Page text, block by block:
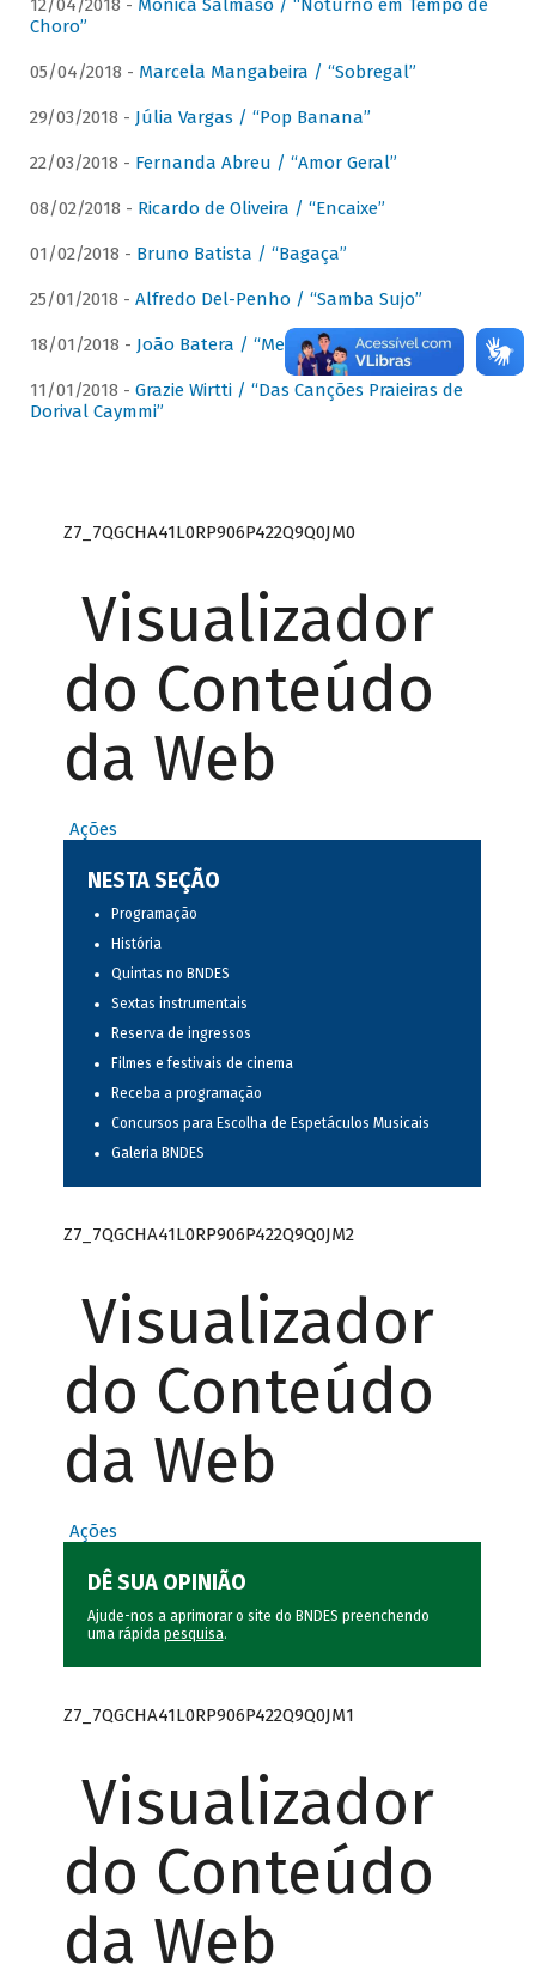
12/04/2018 - Mônica Salmaso / “Noturno em Tempo de
Choro”
05/04/2018 - Marcela Mangabeira / “Sobregal”
29/03/2018 - Júlia Vargas / “Pop Banana”
22/03/2018 - Fernanda Abreu / “Amor Geral”
08/02/2018 - Ricardo de Oliveira / “Encaixe”
01/02/2018 - Bruno Batista / “Bagaça”
25/01/2018 - Alfredo Del-Penho / “Samba Sujo”
18/01/2018 - João Batera / “Meu Pandeiro”
11/01/2018 - Grazie Wirtti / “Das Canções Praieiras de
Dorival Caymmi”
Z7_7QGCHA41L0RP906P422Q9Q0JM0
Visualizador
do Conteúdo
da Web
Ações
NESTA SEÇÃO
Programação
História
Quintas no BNDES
Sextas instrumentais
Reserva de ingressos
Filmes e festivais de cinema
Receba a programação
Concursos para Escolha de Espetáculos Musicais
Galeria BNDES
Z7_7QGCHA41L0RP906P422Q9Q0JM2
Visualizador
do Conteúdo
da Web
Ações
DÊ SUA OPINIÃO
Ajude-nos a aprimorar o site do BNDES preenchendo
uma rápida pesquisa.
Z7_7QGCHA41L0RP906P422Q9Q0JM1
Visualizador
do Conteúdo
da Web